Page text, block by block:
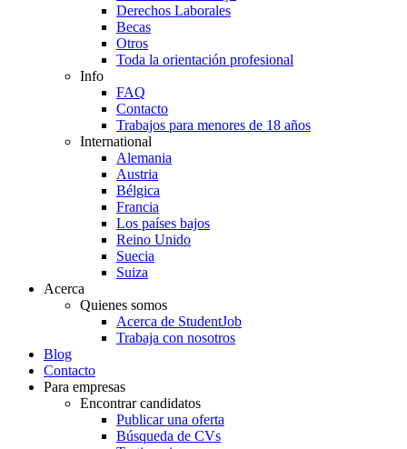
Derechos Laborales
Becas
Otros
Toda la orientación profesional
Info
FAQ
Contacto
Trabajos para menores de 18 años
International
Alemania
Austria
Bélgica
Francia
Los países bajos
Reino Unido
Suecia
Suiza
Acerca
Quienes somos
Acerca de StudentJob
Trabaja con nosotros
Blog
Contacto
Para empresas
Encontrar candidatos
Publicar una oferta
Búsqueda de CVs